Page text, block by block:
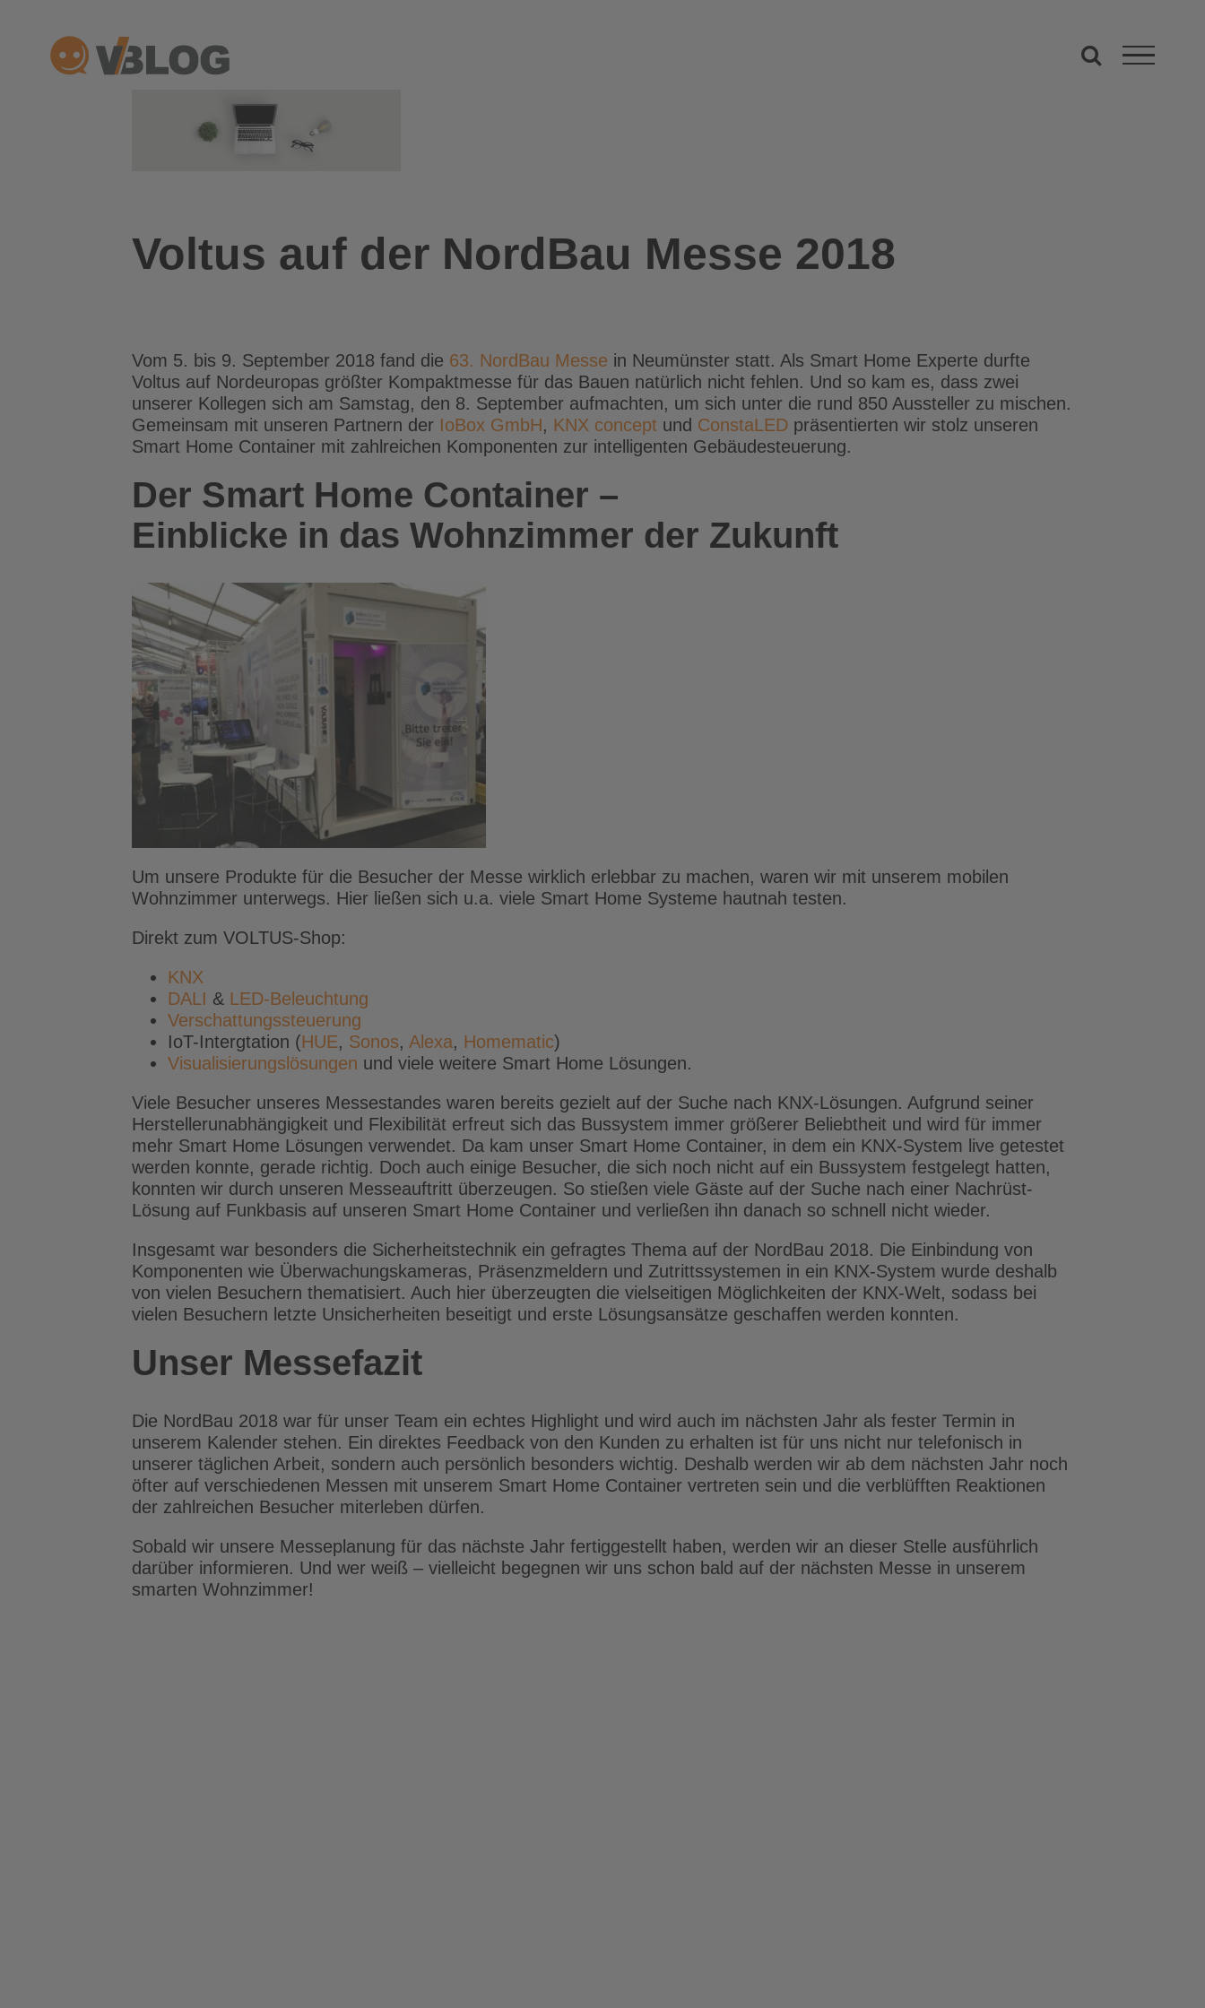
springen
Voltus auf der NordBau Messe 2018
Vom 5. bis 9. September 2018 fand die 63. NordBau Messe in Neumünster statt. Als Smart Home Experte durfte
Voltus auf Nordeuropas größter Kompaktmesse für das Bauen natürlich nicht fehlen. Und so kam es, dass zwei
unserer Kollegen sich am Samstag, den 8. September aufmachten, um sich unter die rund 850 Aussteller zu mischen.
Gemeinsam mit unseren Partnern der IoBox GmbH, KNX concept und ConstaLED präsentierten wir stolz unseren
Smart Home Container mit zahlreichen Komponenten zur intelligenten Gebäudesteuerung.
Der Smart Home Container –
Einblicke in das Wohnzimmer der Zukunft
Um unsere Produkte für die Besucher der Messe wirklich erlebbar zu machen, waren wir mit unserem mobilen
Wohnzimmer unterwegs. Hier ließen sich u.a. viele Smart Home Systeme hautnah testen.
Direkt zum VOLTUS-Shop:
KNX
DALI & LED-Beleuchtung
Verschattungssteuerung
IoT-Intergtation (HUE, Sonos, Alexa, Homematic)
Visualisierungslösungen und viele weitere Smart Home Lösungen.
Viele Besucher unseres Messestandes waren bereits gezielt auf der Suche nach KNX-Lösungen. Aufgrund seiner
Herstellerunabhängigkeit und Flexibilität erfreut sich das Bussystem immer größerer Beliebtheit und wird für immer
mehr Smart Home Lösungen verwendet. Da kam unser Smart Home Container, in dem ein KNX-System live getestet
werden konnte, gerade richtig. Doch auch einige Besucher, die sich noch nicht auf ein Bussystem festgelegt hatten,
konnten wir durch unseren Messeauftritt überzeugen. So stießen viele Gäste auf der Suche nach einer Nachrüst-
Lösung auf Funkbasis auf unseren Smart Home Container und verließen ihn danach so schnell nicht wieder.
Insgesamt war besonders die Sicherheitstechnik ein gefragtes Thema auf der NordBau 2018. Die Einbindung von
Komponenten wie Überwachungskameras, Präsenzmeldern und Zutrittssystemen in ein KNX-System wurde deshalb
von vielen Besuchern thematisiert. Auch hier überzeugten die vielseitigen Möglichkeiten der KNX-Welt, sodass bei
vielen Besuchern letzte Unsicherheiten beseitigt und erste Lösungsansätze geschaffen werden konnten.
Unser Messefazit
Die NordBau 2018 war für unser Team ein echtes Highlight und wird auch im nächsten Jahr als fester Termin in
unserem Kalender stehen. Ein direktes Feedback von den Kunden zu erhalten ist für uns nicht nur telefonisch in
unserer täglichen Arbeit, sondern auch persönlich besonders wichtig. Deshalb werden wir ab dem nächsten Jahr noch
öfter auf verschiedenen Messen mit unserem Smart Home Container vertreten sein und die verblüfften Reaktionen
der zahlreichen Besucher miterleben dürfen.
Sobald wir unsere Messeplanung für das nächste Jahr fertiggestellt haben, werden wir an dieser Stelle ausführlich
darüber informieren. Und wer weiß – vielleicht begegnen wir uns schon bald auf der nächsten Messe in unserem
smarten Wohnzimmer!